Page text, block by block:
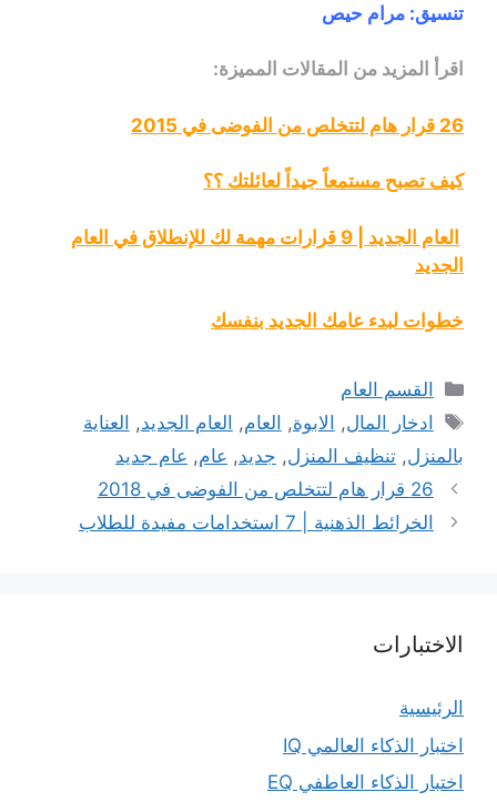
تنسيق: مرام حيص
اقرأ المزيد من المقالات المميزة:
26 قرار هام لتتخلص من الفوضى في 2015
كيف تصبح مستمعاً جيداً لعائلتك ؟؟
العام الجديد | 9 قرارات مهمة لك للإنطلاق في العام
الجديد
خطوات لبدء عامك الجديد بنفسك
التصنيفات
القسم العام
الوسوم
ادخار المال, الابوة, العام, العام الجديد, العناية
بالمنزل, تنظيف المنزل, جديد, عام, عام جديد
26 قرار هام لتتخلص من الفوضى في 2018
الخرائط الذهنية | 7 استخدامات مفيدة للطلاب
الاختبارات
الرئيسية
اختبار الذكاء العالمي IQ
اختبار الذكاء العاطفي EQ